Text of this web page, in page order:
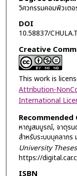
วิศวกรรมคอมพิวเตอ
DOI
10.58837/
Creative
This work is
Attribution-
International
หาญสมบูรณ์, จาตุรน
สำหรับระบบบุคลาก
University
https://